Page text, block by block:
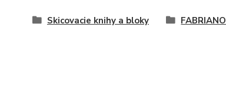
Skicovacie knihy a bloky FABRIANO